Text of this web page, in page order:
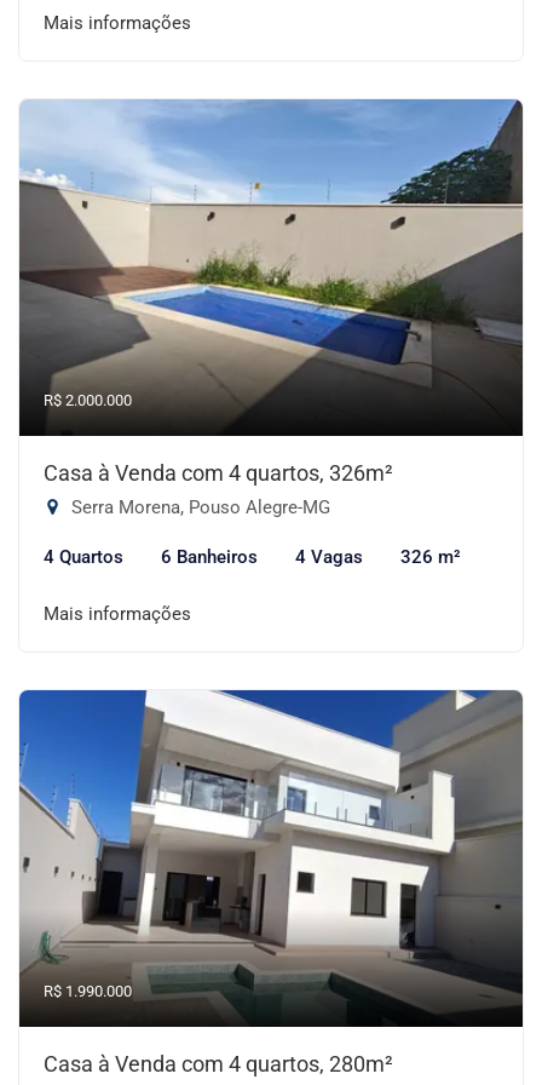
Mais informações
R$ 2.000.000
Casa à Venda com 4 quartos, 326m²
Serra Morena, Pouso Alegre-MG
4 Quartos 6 Banheiros 4 Vagas 326 m²
Mais informações
R$ 1.990.000
Casa à Venda com 4 quartos, 280m²